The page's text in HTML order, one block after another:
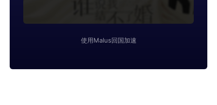
使用Malus回国加速